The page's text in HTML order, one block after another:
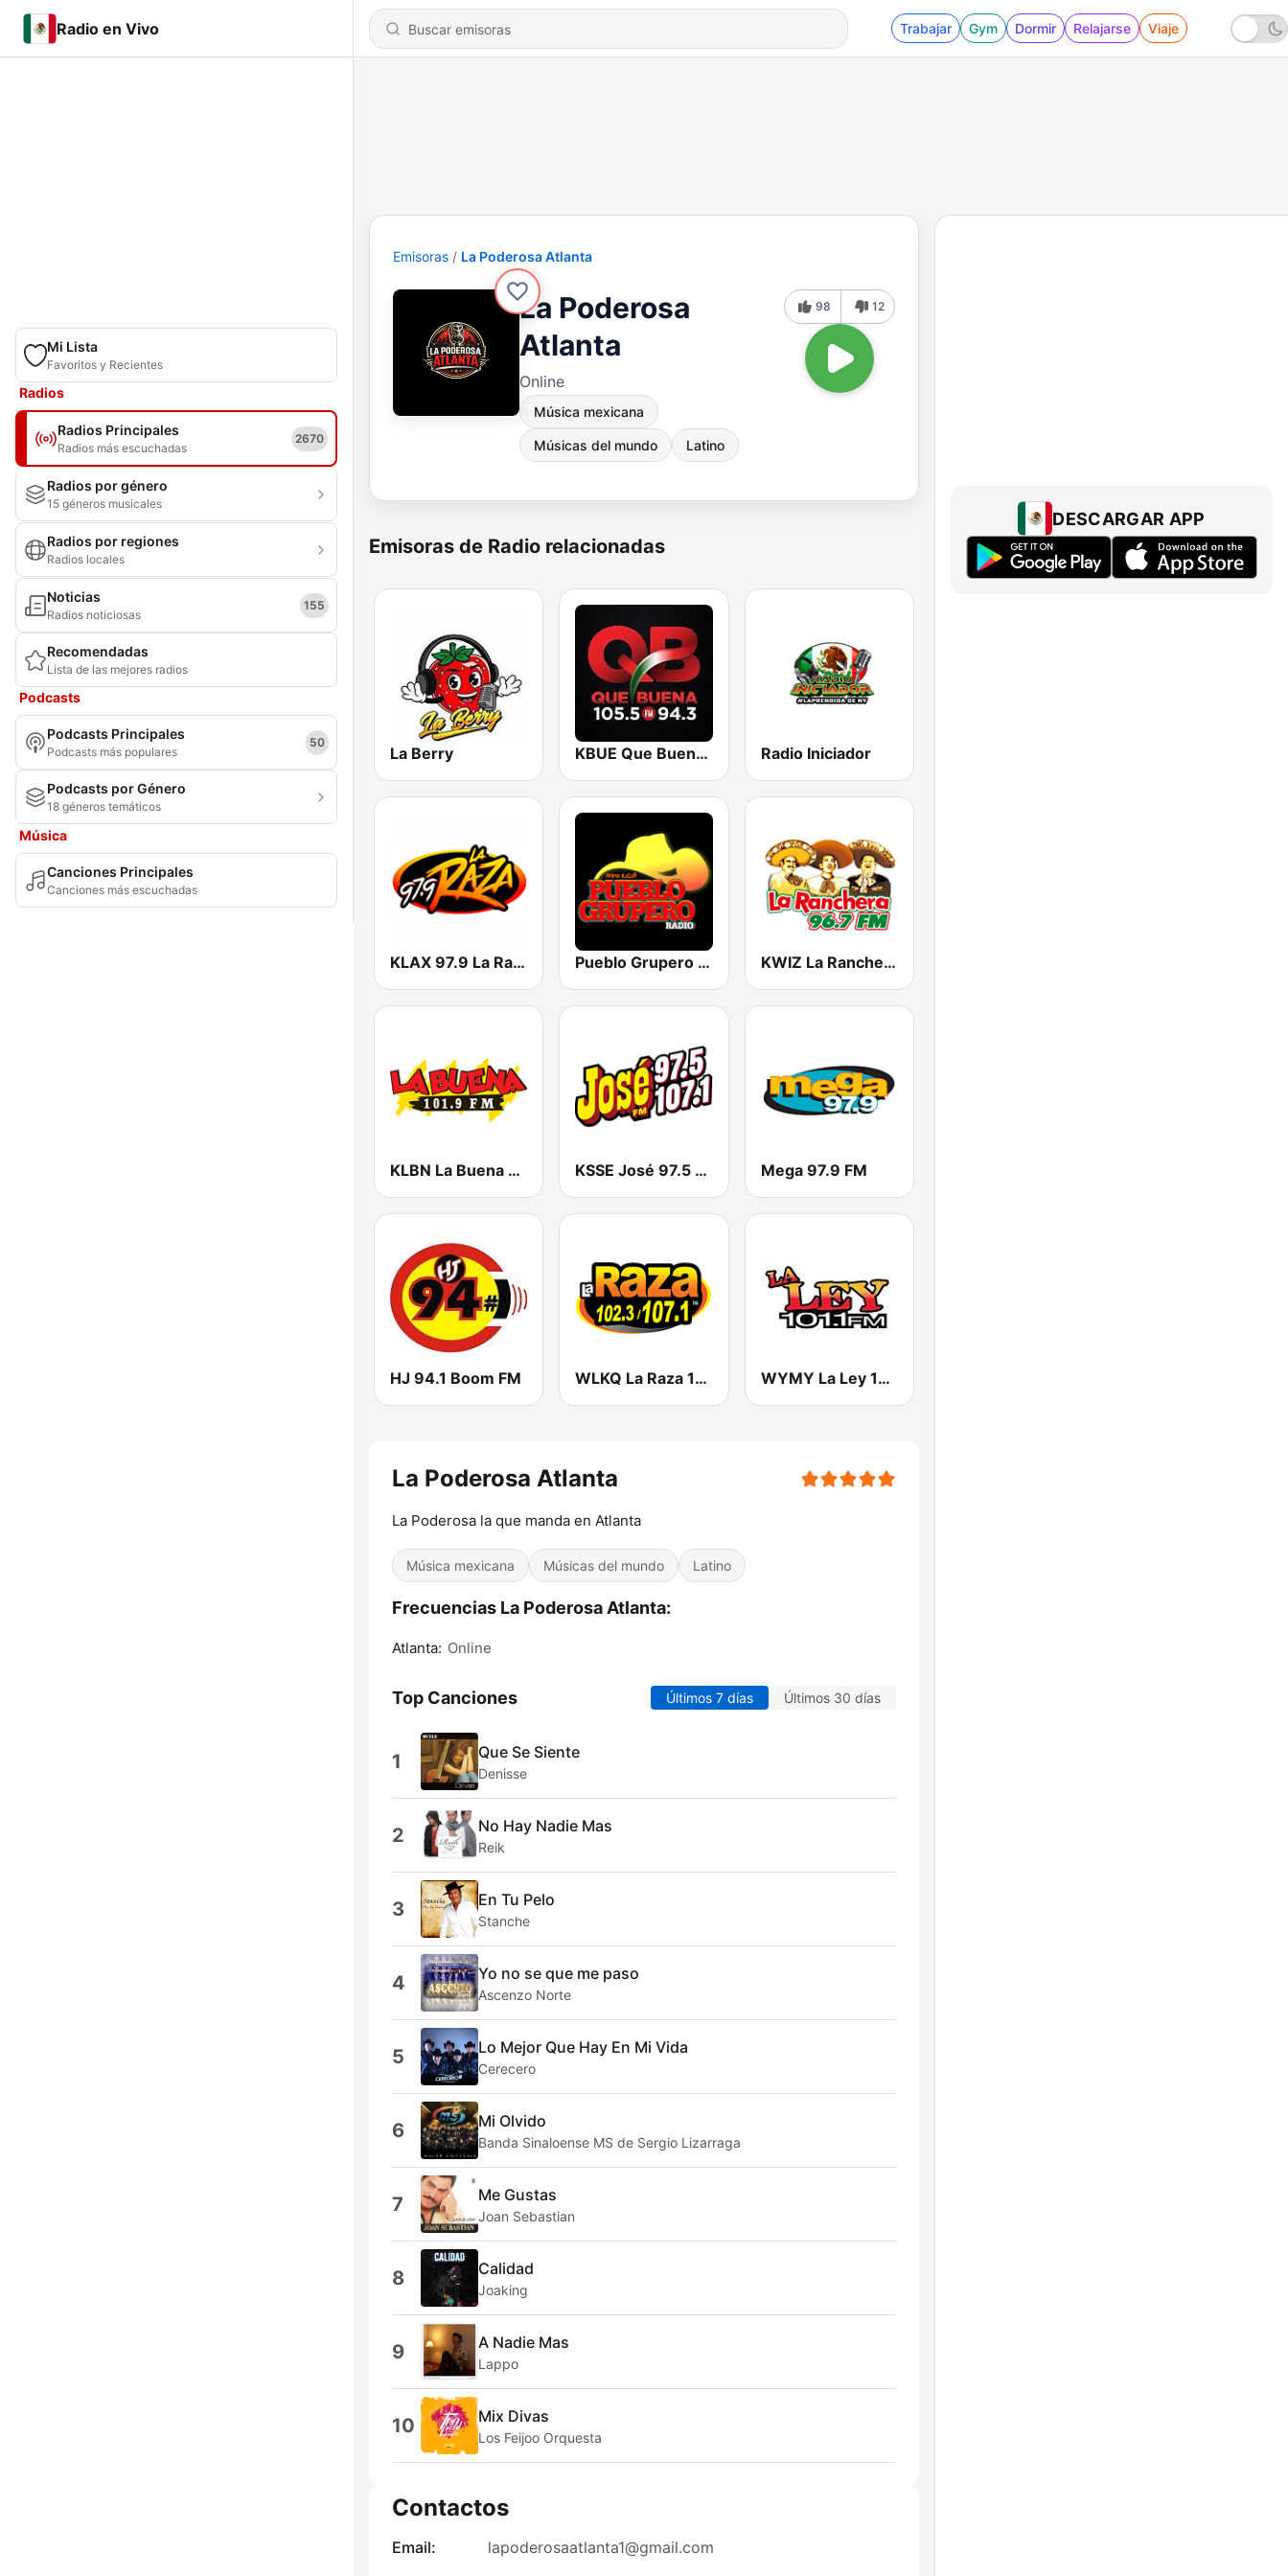
Radio en Vivo Trabajar Gym Dormir Relajarse Viaje
Mi Lista
Favoritos y Recientes
Radios
Radios Principales
Radios más escuchadas
2670
Radios por género
15 géneros musicales
Radios por regiones
Radios locales
Noticias
Radios noticiosas
155
Recomendadas
Lista de las mejores radios
Podcasts
Podcasts Principales
Podcasts más populares
50
Podcasts por Género
18 géneros temáticos
Música
Canciones Principales
Canciones más escuchadas
Emisoras La Poderosa Atlanta
La Poderosa
Atlanta
Online
Música mexicana
Músicas del mundo Latino
98 12
Emisoras de Radio relacionadas
La Berry KBUE Que Buena 105.5 / 94.3 FM (US Only) Radio Iniciador
KLAX 97.9 La Raza FM Pueblo Grupero Radio KWIZ La Ranchera 96.7 FM (US Only)
KLBN La Buena 101.9 FM KSSE José 97.5 y 107.1 Mega 97.9 FM
HJ 94.1 Boom FM WLKQ La Raza 102.3 WYMY La Ley 101.1 FM
La Poderosa Atlanta
La Poderosa la que manda en Atlanta
Música mexicana Músicas del mundo Latino
Frecuencias La Poderosa Atlanta:
Atlanta: Online
Top Canciones Últimos 7 días Últimos 30 días
1 Que Se Siente
Denisse
2 No Hay Nadie Mas
Reik
3 En Tu Pelo
Stanche
4 Yo no se que me paso
Ascenzo Norte
5 Lo Mejor Que Hay En Mi Vida
Cerecero
6 Mi Olvido
Banda Sinaloense MS de Sergio Lizarraga
7 Me Gustas
Joan Sebastian
8 Calidad
Joaking
9 A Nadie Mas
Lappo
10 Mix Divas
Los Feijoo Orquesta
Contactos
Email: lapoderosaatlanta1@gmail.com
DESCARGAR APP